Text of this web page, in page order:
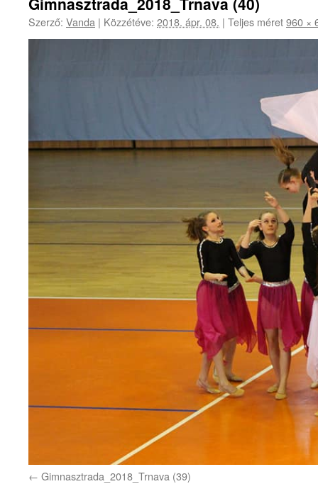
Szerző: Vanda | Közzétéve: 2018. ápr. 08. | Teljes méret960 ×
Gimnasztrada_2018_Trnava (39)